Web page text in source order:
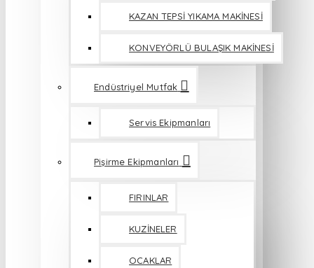
KAZAN TEPSİ YIKAMA MAKİNESİ
KONVEYÖRLÜ BULAŞIK MAKİNESİ
Endüstriyel Mutfak
Servis Ekipmanları
Pişirme Ekipmanları
FIRINLAR
KUZİNELER
OCAKLAR